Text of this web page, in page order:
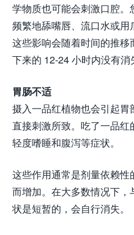
学物质也可能会刺激口腔
频繁地舔嘴唇、流口水或用
这些影响会随着时间的推
下来的 12-24 小时内没有消
胃肠不适
摄入一品红植​​物也会引起
直接刺激所致。吃了一品红
轻度嗜睡和腹泻等症状。
这些作用通常是剂量依赖
而增加。在大多数情况下
状是短暂的，会自行消失。